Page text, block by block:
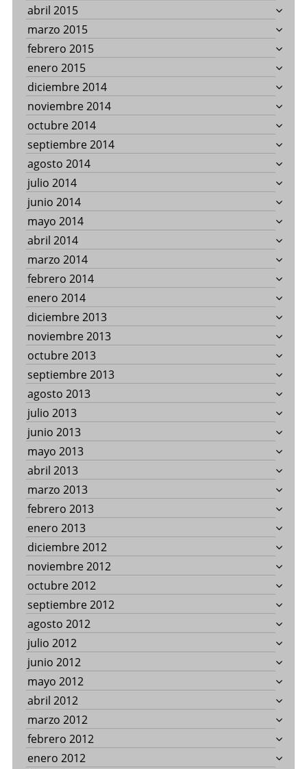
abril 2015
marzo 2015
febrero 2015
enero 2015
diciembre 2014
noviembre 2014
octubre 2014
septiembre 2014
agosto 2014
julio 2014
junio 2014
mayo 2014
abril 2014
marzo 2014
febrero 2014
enero 2014
diciembre 2013
noviembre 2013
octubre 2013
septiembre 2013
agosto 2013
julio 2013
junio 2013
mayo 2013
abril 2013
marzo 2013
febrero 2013
enero 2013
diciembre 2012
noviembre 2012
octubre 2012
septiembre 2012
agosto 2012
julio 2012
junio 2012
mayo 2012
abril 2012
marzo 2012
febrero 2012
enero 2012